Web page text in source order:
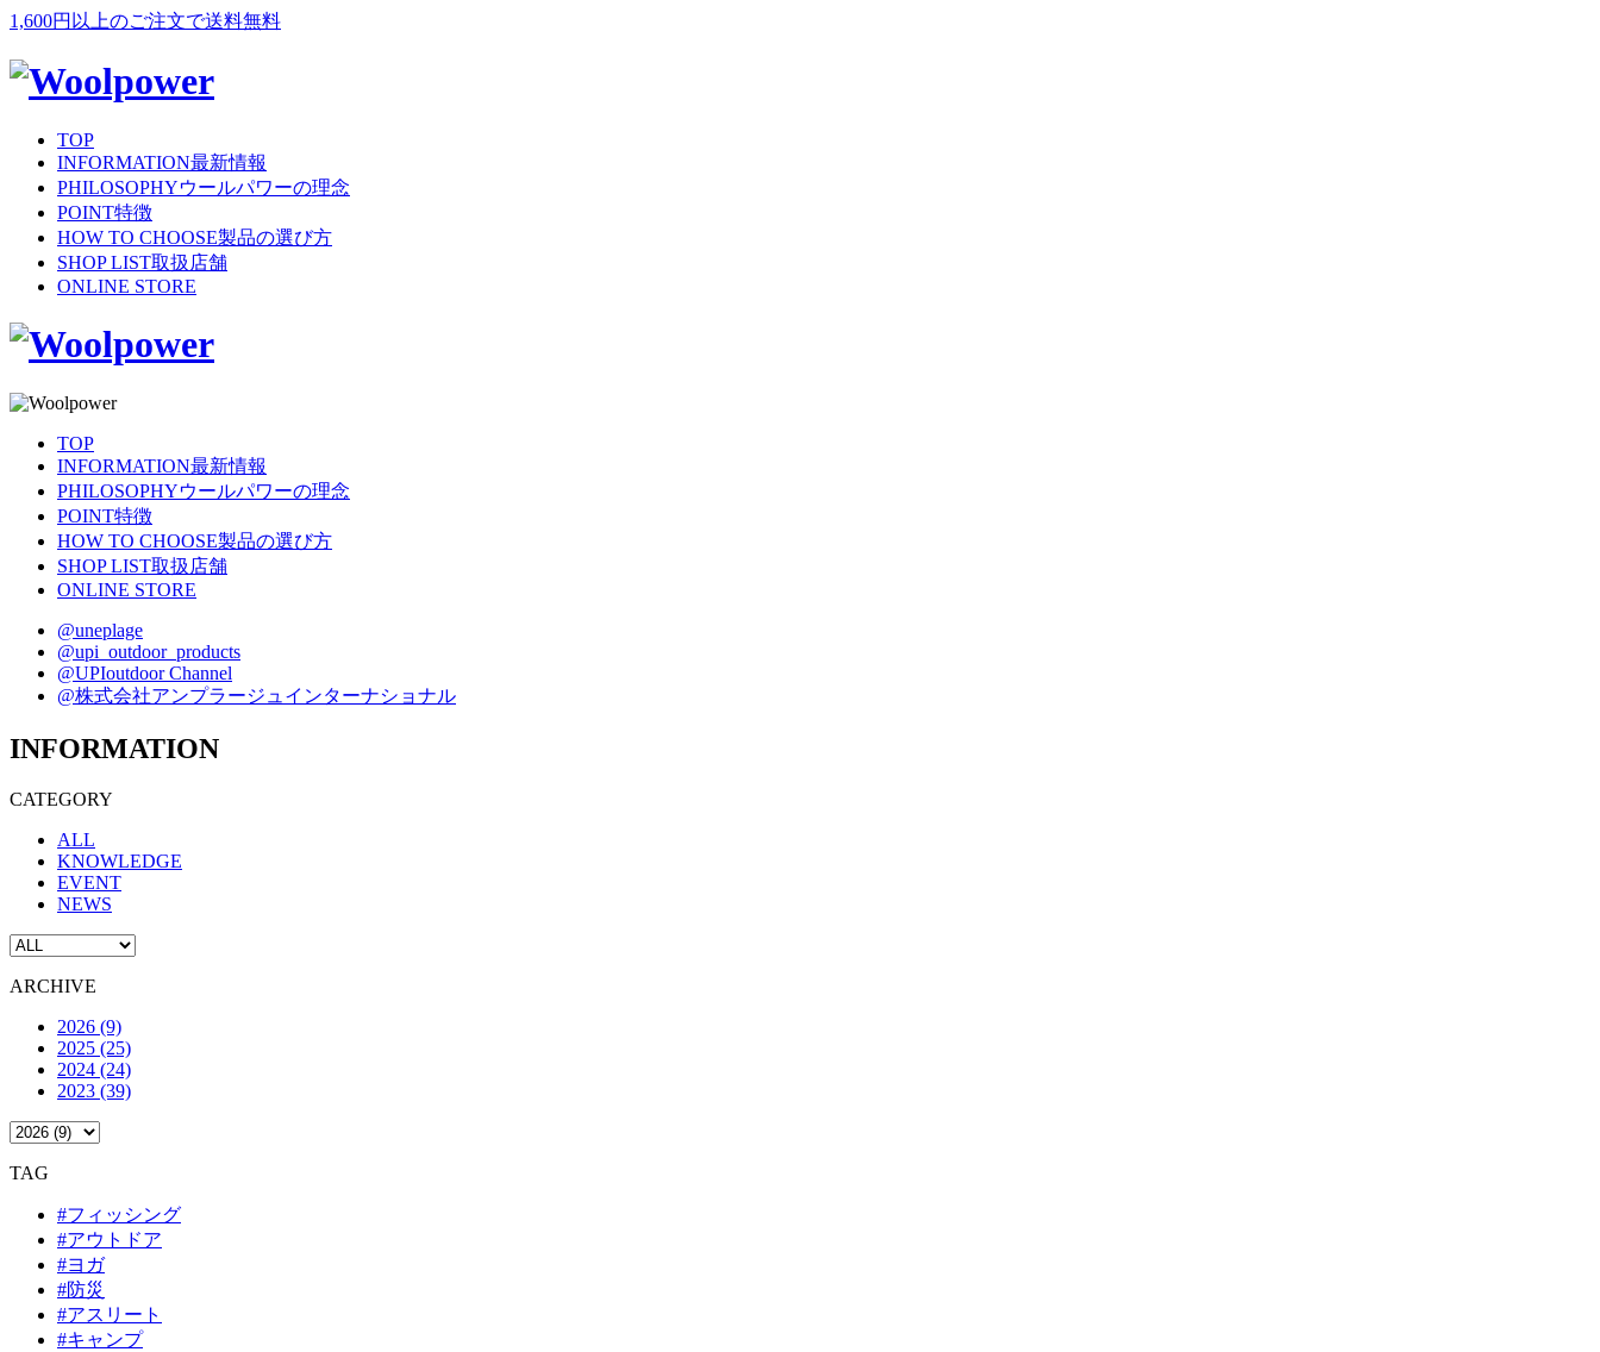
1,600円以上のご注文で送料無料
TOP
INFORMATION最新情報
PHILOSOPHYウールパワーの理念
POINT特徴
HOW TO CHOOSE製品の選び方
SHOP LIST取扱店舗
ONLINE STORE
TOP
INFORMATION最新情報
PHILOSOPHYウールパワーの理念
POINT特徴
HOW TO CHOOSE製品の選び方
SHOP LIST取扱店舗
ONLINE STORE
@uneplage
@upi_outdoor_products
@UPIoutdoor Channel
@株式会社アンプラージュインターナショナル
INFORMATION
CATEGORY
ALL
KNOWLEDGE
EVENT
NEWS
ARCHIVE
2026 (9)
2025 (25)
2024 (24)
2023 (39)
TAG
#フィッシング
#アウトドア
#ヨガ
#防災
#アスリート
#キャンプ